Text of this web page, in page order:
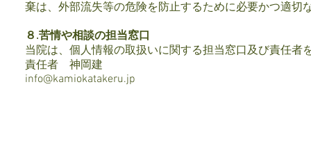
棄は、外部流失等の危険を防止するために必要かつ適
８.苦情や相談の担当窓口
当院は、個人情報の取扱いに関する担当窓口及び責任者
責任者 神岡建
info@kamiokatakeru.jp